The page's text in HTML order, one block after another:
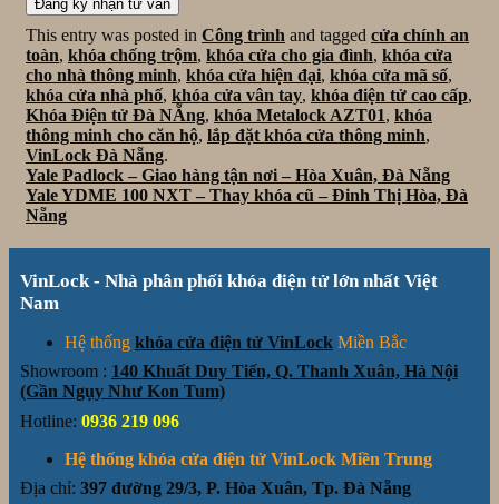
This entry was posted in Công trình and tagged cửa chính an
toàn, khóa chống trộm, khóa cửa cho gia đình, khóa cửa
cho nhà thông minh, khóa cửa hiện đại, khóa cửa mã số,
khóa cửa nhà phố, khóa cửa vân tay, khóa điện tử cao cấp,
Khóa Điện tử Đà NẴng, khóa Metalock AZT01, khóa
thông minh cho căn hộ, lắp đặt khóa cửa thông minh,
VinLock Đà Nẵng.
Yale Padlock – Giao hàng tận nơi – Hòa Xuân, Đà Nẵng
Yale YDME 100 NXT – Thay khóa cũ – Đinh Thị Hòa, Đà
Nẵng
VinLock - Nhà phân phối khóa điện tử lớn nhất Việt
Nam
Hệ thống khóa cửa điện tử VinLock Miền Bắc
Showroom : 140 Khuất Duy Tiến, Q. Thanh Xuân, Hà Nội
(Gần Ngụy Như Kon Tum)
Hotline: 0936 219 096
Hệ thống khóa cửa điện tử VinLock Miền Trung
Địa chỉ: 397 đường 29/3, P. Hòa Xuân, Tp. Đà Nẵng